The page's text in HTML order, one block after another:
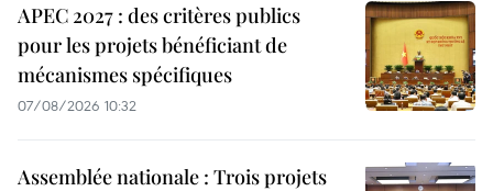
APEC 2027 : des critères publics
pour les projets bénéficiant de
mécanismes spécifiques
07/08/2026 10:32
Assemblée nationale : Trois projets